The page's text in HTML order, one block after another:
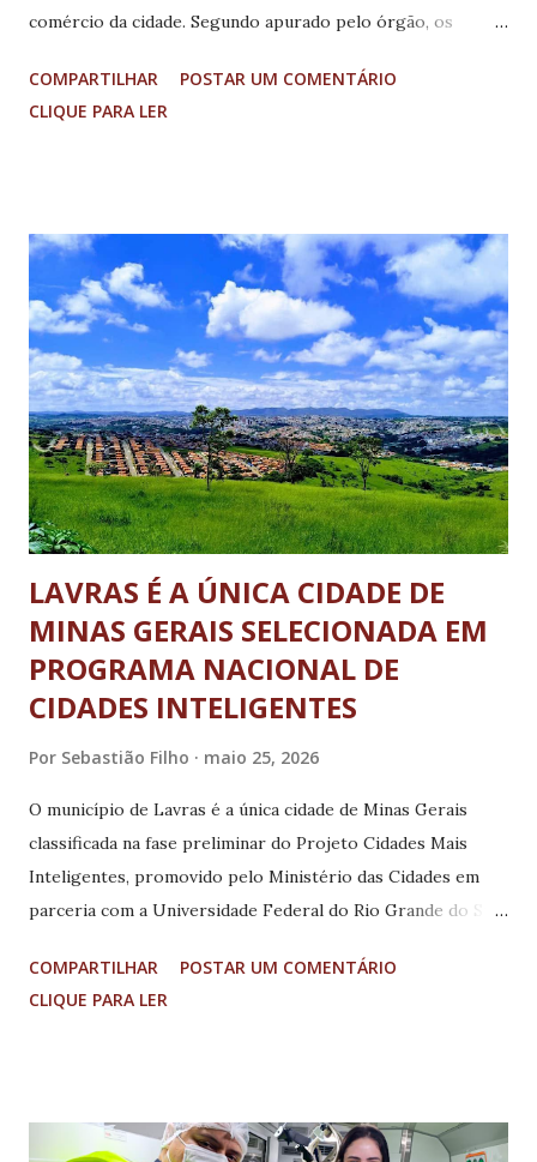
comércio da cidade. Segundo apurado pelo órgão, os
segurança próprias do produto original, como marca
d’água, levantando suspeitas sobre a autenticidade da
coibir práticas irregulares que possam causar prejuízos à
população Segundo a Coordenadora do Procon, Fernanda
Soares “a equipe do Procon tem realizado cursos de
capacitação visando a apuração da procedia e autenticidade
dos produtos comercializados no Município, de forma a
garantir que os consumidores não sejam lesados.” De
acordo com o Procon Municipal, os itens apreendidos
passarão por análise pericial e, caso constatada a
falsificação, tanto o estabelecimento ...
COMPARTILHAR
POSTAR UM COMENTÁRIO
CLIQUE PARA LER
LAVRAS É A ÚNICA CIDADE DE
MINAS GERAIS SELECIONADA EM
PROGRAMA NACIONAL DE
CIDADES INTELIGENTES
Por Sebastião Filho maio 25, 2026
O município de Lavras é a única cidade de Minas Gerais
classificada na fase preliminar do Projeto Cidades Mais
Inteligentes, promovido pelo Ministério das Cidades em
parceria com a Universidade Federal do Rio Grande do Sul
regiões brasileiras e tem como objetivo apoiar o
desenvolvimento de soluções urbanas inovadoras,
Olímpia, São Bernardo do Campo e São José dos Campos,
COMPARTILHAR
POSTAR UM COMENTÁRIO
CLIQUE PARA LER